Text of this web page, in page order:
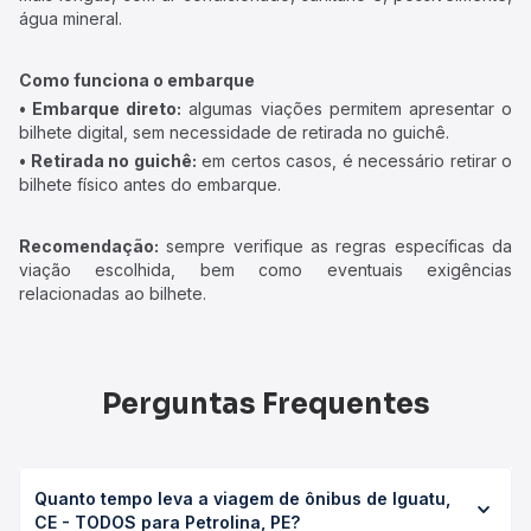
água mineral.
Como funciona o embarque
• Embarque direto: algumas viações permitem apresentar o
bilhete digital, sem necessidade de retirada no guichê.
• Retirada no guichê: em certos casos, é necessário retirar o
bilhete físico antes do embarque.
Recomendação: sempre verifique as regras específicas da
viação escolhida, bem como eventuais exigências
relacionadas ao bilhete.
Perguntas Frequentes
Quanto tempo leva a viagem de ônibus de Iguatu,
CE - TODOS para Petrolina, PE?